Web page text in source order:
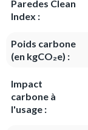
Paredes Clean
Index :
Poids carbone
(en kgCO₂e) :
Impact
carbone à
l'usage :